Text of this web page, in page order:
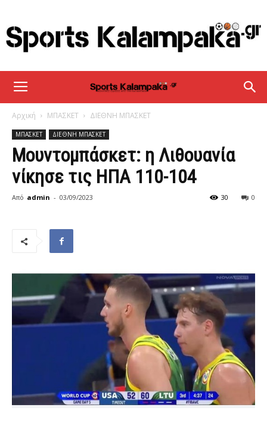
sportskalampaka
Αρχική ΜΠΑΣΚΕΤ ΔΙΕΘΝΗ ΜΠΑΣΚΕΤ
ΜΠΑΣΚΕΤ ΔΙΕΘΝΗ ΜΠΑΣΚΕΤ
Μουντομπάσκετ: η Λιθουανία
νίκησε τις ΗΠΑ 110-104
Από admin - 03/09/2023 0
30